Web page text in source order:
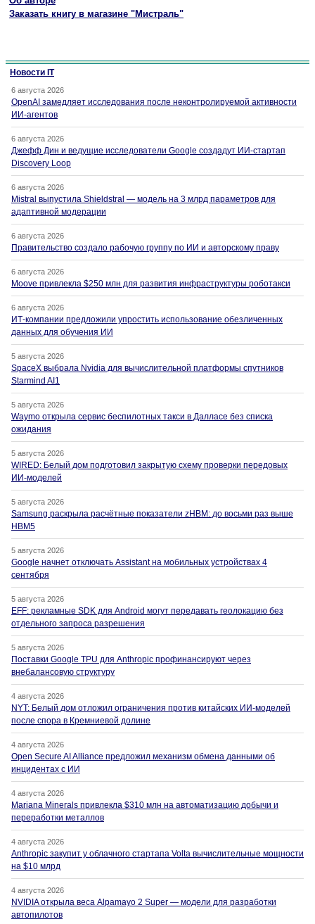
Заказать книгу в магазине "Мистраль"
Новости IT
6 августа 2026
OpenAI замедляет исследования после неконтролируемой активности
ИИ-агентов
6 августа 2026
Джефф Дин и ведущие исследователи Google создадут ИИ-стартап
Discovery Loop
6 августа 2026
Mistral выпустила Shieldstral — модель на 3 млрд параметров для
адаптивной модерации
6 августа 2026
Правительство создало рабочую группу по ИИ и авторскому праву
6 августа 2026
Moove привлекла $250 млн для развития инфраструктуры роботакси
6 августа 2026
ИТ-компании предложили упростить использование обезличенных
данных для обучения ИИ
5 августа 2026
SpaceX выбрала Nvidia для вычислительной платформы спутников
Starmind AI1
5 августа 2026
Waymo открыла сервис беспилотных такси в Далласе без списка
ожидания
5 августа 2026
WIRED: Белый дом подготовил закрытую схему проверки передовых
ИИ-моделей
5 августа 2026
Samsung раскрыла расчётные показатели zHBM: до восьми раз выше
HBM5
5 августа 2026
Google начнет отключать Assistant на мобильных устройствах 4
сентября
5 августа 2026
EFF: рекламные SDK для Android могут передавать геолокацию без
отдельного запроса разрешения
5 августа 2026
Поставки Google TPU для Anthropic профинансируют через
внебалансовую структуру
4 августа 2026
NYT: Белый дом отложил ограничения против китайских ИИ-моделей
после спора в Кремниевой долине
4 августа 2026
Open Secure AI Alliance предложил механизм обмена данными об
инцидентах с ИИ
4 августа 2026
Mariana Minerals привлекла $310 млн на автоматизацию добычи и
переработки металлов
4 августа 2026
Anthropic закупит у облачного стартапа Volta вычислительные мощности
на $10 млрд
4 августа 2026
NVIDIA открыла веса Alpamayo 2 Super — модели для разработки
автопилотов